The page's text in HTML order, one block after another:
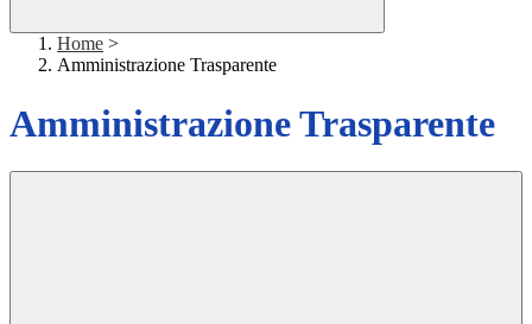
Home >
Amministrazione Trasparente
Amministrazione Trasparente